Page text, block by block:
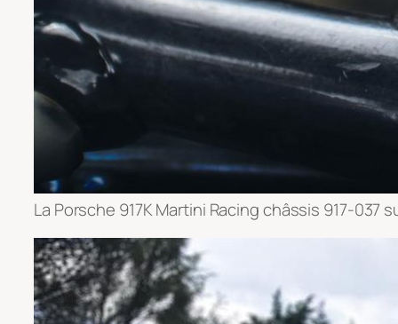
La Porsche 917K Martini Racing châssis 917-037